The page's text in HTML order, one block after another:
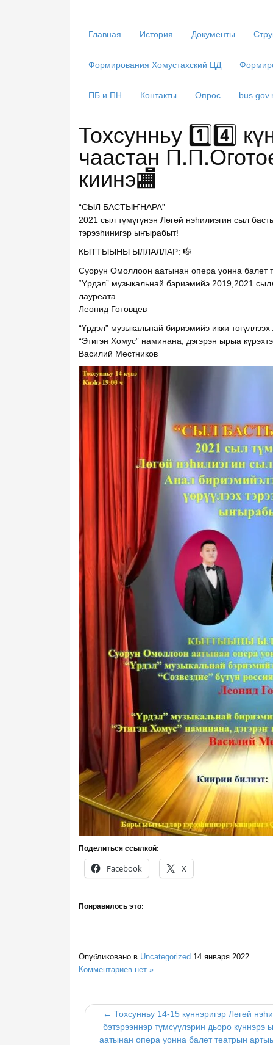
Главная История Документы
Формирования Хомустахский ЦД
ПБ и ПН Контакты Опрос
Тохсунньу 1️⃣4️⃣
чаастан
киинэ🏬
“СЫЛ БАСТЫҤНАРА”
2021 сыл түмүгүнэн Лөгөй нэһилиэгин сыл
тэрээһинигэр ыҥырабыт!
КЫТТЫЫНЫ ЫЛЛАЛЛАР: 🎼
Суорун Омоллоон аатынан опера уонна балет
“Yрдэл” музыкальнай бэриэмийэ 2019,2021
лауреата
Леонид Готовцев
“Үрдэл” музыкальнай бириэмийэ икки төгүллээх
“Этигэн Хомус” наминана, дэгэрэн ырыа
Василий Местников
Поделиться ссылкой:
Facebook
X
Понравилось это:
Опубликовано в Uncategorized 14 января 2022
Комментариев нет »
← Тохсунньу 14-15 күннэригэр Лөгөй
бэтэрээннэр түмсүүлэрин дьоро
аатынан опера уонна балет театрын